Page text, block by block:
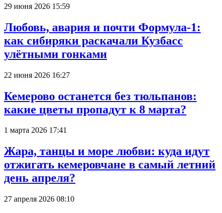
29 июня 2026 15:59
Любовь, авария и почти Формула-1:
как сибиряки раскачали Кузбасс
улётными гонками
22 июня 2026 16:27
Кемерово останется без тюльпанов:
какие цветы пропадут к 8 марта?
1 марта 2026 17:41
Жара, танцы и море любви: куда идут
отжигать кемеровчане в самый летний
день апреля?
27 апреля 2026 08:10